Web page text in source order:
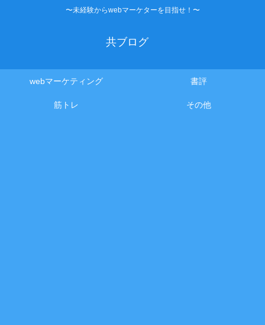
〜未経験からwebマーケターを目指せ！〜
共ブログ
webマーケティング 書評
筋トレ その他